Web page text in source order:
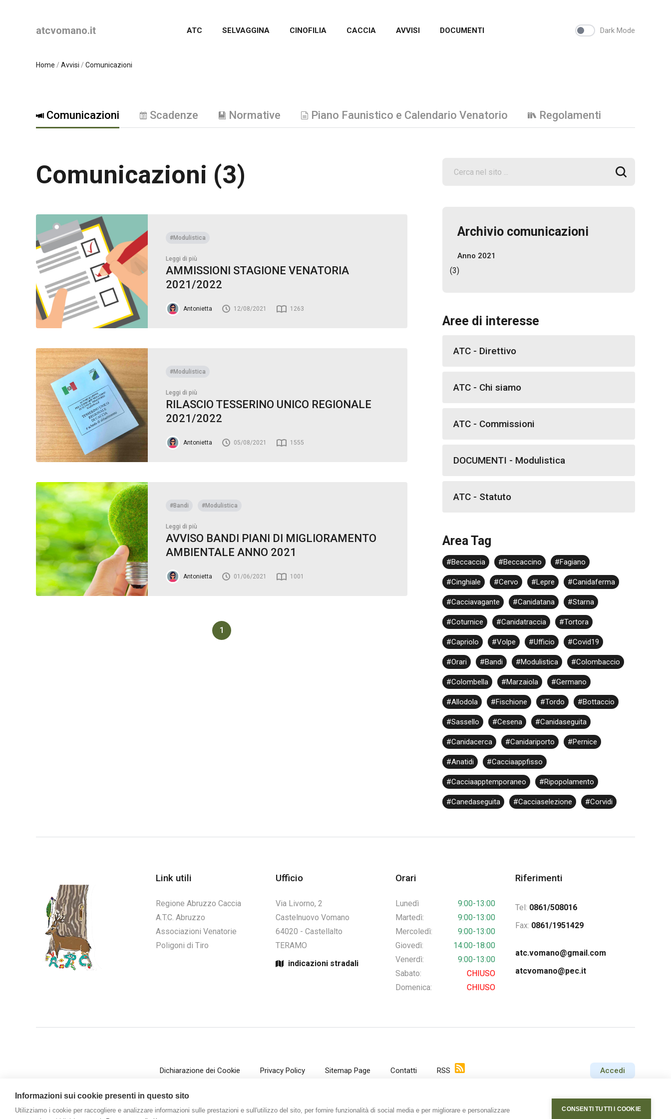
atcvomano.it ATC SELVAGGINA CINOFILIA CACCIA AVVISI DOCUMENTI Dark Mode
Home / Avvisi / Comunicazioni
Comunicazioni Scadenze Normative Piano Faunistico e Calendario Venatorio Regolamenti
Comunicazioni (3)
#Modulistica
Leggi di più
AMMISSIONI STAGIONE VENATORIA
2021/2022
Antonietta 12/08/2021 1263
#Modulistica
Leggi di più
RILASCIO TESSERINO UNICO REGIONALE
2021/2022
Antonietta 05/08/2021 1555
#Bandi #Modulistica
Leggi di più
AVVISO BANDI PIANI DI MIGLIORAMENTO
AMBIENTALE ANNO 2021
Antonietta 01/06/2021 1001
1
Archivio comunicazioni
Anno 2021
(3)
Aree di interesse
ATC - Direttivo
ATC - Chi siamo
ATC - Commissioni
DOCUMENTI - Modulistica
ATC - Statuto
Area Tag
#Beccaccia #Beccaccino #Fagiano
#Cinghiale #Cervo #Lepre #Canidaferma
#Cacciavagante #Canidatana #Starna
#Coturnice #Canidatraccia #Tortora
#Capriolo #Volpe #Ufficio #Covid19
#Orari #Bandi #Modulistica #Colombaccio
#Colombella #Marzaiola #Germano
#Allodola #Fischione #Tordo #Bottaccio
#Sassello #Cesena #Canidaseguita
#Canidacerca #Canidariporto #Pernice
#Anatidi #Cacciaappfisso
#Cacciaapptemporaneo #Ripopolamento
#Canedaseguita #Cacciaselezione #Corvidi
Link utili
Regione Abruzzo Caccia
A.T.C. Abruzzo
Associazioni Venatorie
Poligoni di Tiro
Ufficio
Via Livorno, 2
Castelnuovo Vomano
64020 - Castellalto
TERAMO
indicazioni stradali
Orari
Lunedì
9:00-13:00
Martedì:
9:00-13:00
Mercoledì:
9:00-13:00
Giovedì:
14:00-18:00
Venerdì:
9:00-13:00
Sabato:
CHIUSO
Domenica:
CHIUSO
Riferimenti
Tel: 0861/508016
Fax: 0861/1951429
atc.vomano@gmail.com
atcvomano@pec.it
Dichiarazione dei Cookie Privacy Policy Sitemap Page Contatti RSS Accedi
Informazioni sui cookie presenti in questo sito
Utilizziamo i cookie per raccogliere e analizzare informazioni sulle prestazioni e sull'utilizzo del sito, per fornire funzionalità di social media e per migliorare e personalizzare
CONSENTI TUTTI I COOKIE